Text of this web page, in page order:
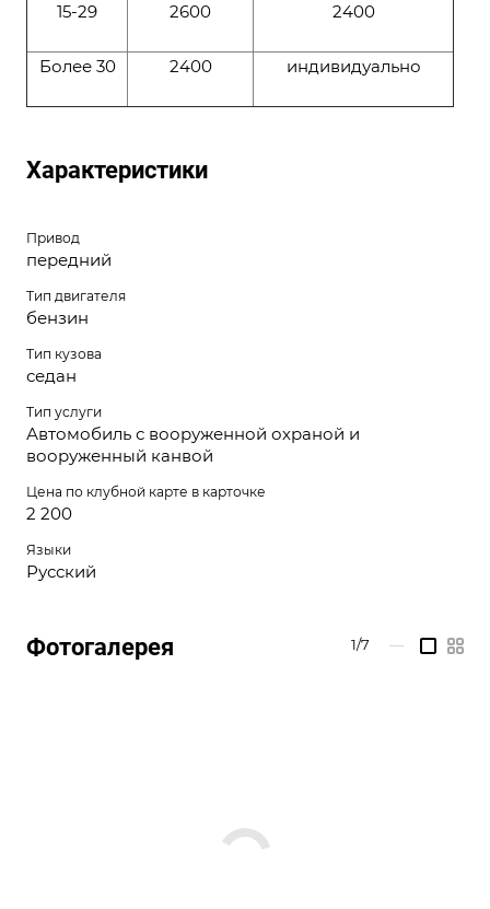
15-29 2600 2400
Более 30 2400 индивидуально
Характеристики
Привод
передний
Тип двигателя
бензин
Тип кузова
седан
Тип услуги
Автомобиль с вооруженной охраной и
вооруженный канвой
Цена по клубной карте в карточке
2 200
Языки
Русский
Фотогалерея 1/7 —